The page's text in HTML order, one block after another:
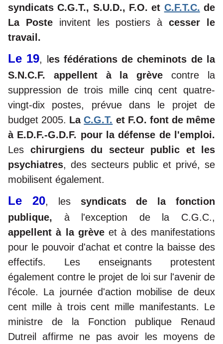
syndicats C.G.T., S.U.D., F.O. et C.F.T.C. de
La Posteinvitent les postiers àcesser le
travail.
Le 19, l es fédérations de cheminots de la
S.N.C.F. appellent à la grèvecontre la
suppression de trois mille cinq cent quatre-
vingt-dix postes, prévue dans le projet de
budget 2005. LaC.G.T. et F.O. font de même
à E.D.F.-G.D.F. pour la défense de l'emploi.
Les chirurgiens du secteur public et les
psychiatres, des secteurs public et privé, se
mobilisent également.
Le 20, les syndicats de la fonction
publique, à l'exception de la C.G.C.,
appellent à la grèveet à des manifestations
pour le pouvoir d'achat et contre la baisse des
effectifs. Les enseignants protestent
également contre le projet de loi sur l'avenir de
l'école. La journée d'action mobilise de deux
cent mille à trois cent mille manifestants. Le
ministre de la Fonction publique Renaud
Dutreil affirme ne pas avoir les moyens de